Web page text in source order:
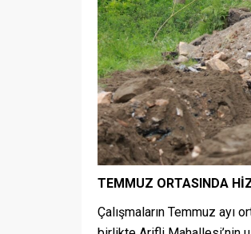
TEMMUZ ORTASINDA
Çalışmaların Temmuz ayı